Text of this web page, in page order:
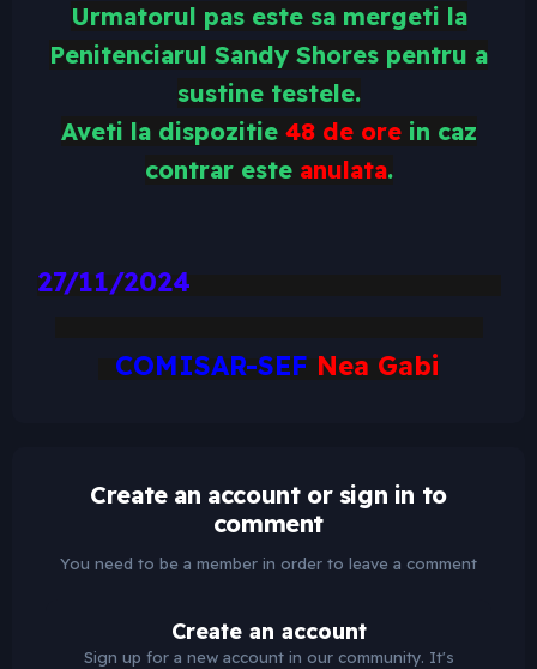
Urmatorul pas este sa mergeti la
Penitenciarul Sandy Shores pentru a
sustine testele.
Aveti la dispozitie 48 de orein caz
contrar este anulata.
27/11/2024
COMISAR-SEF Nea Gabi
Create an account or sign in to
comment
You need to be a member in order to leave a comment
Create an account
Sign up for a new account in our community. It's